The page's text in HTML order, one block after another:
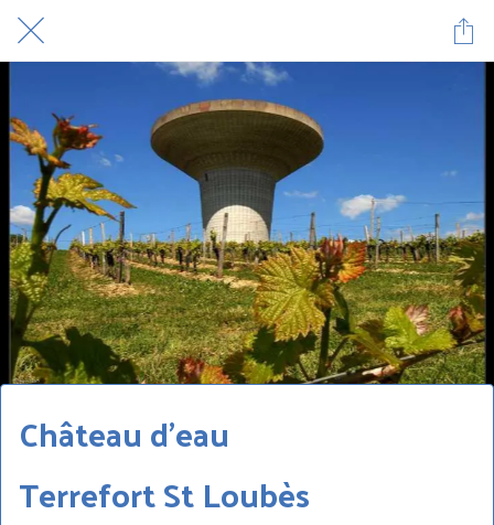
Château d'eau
Terrefort St Loubès